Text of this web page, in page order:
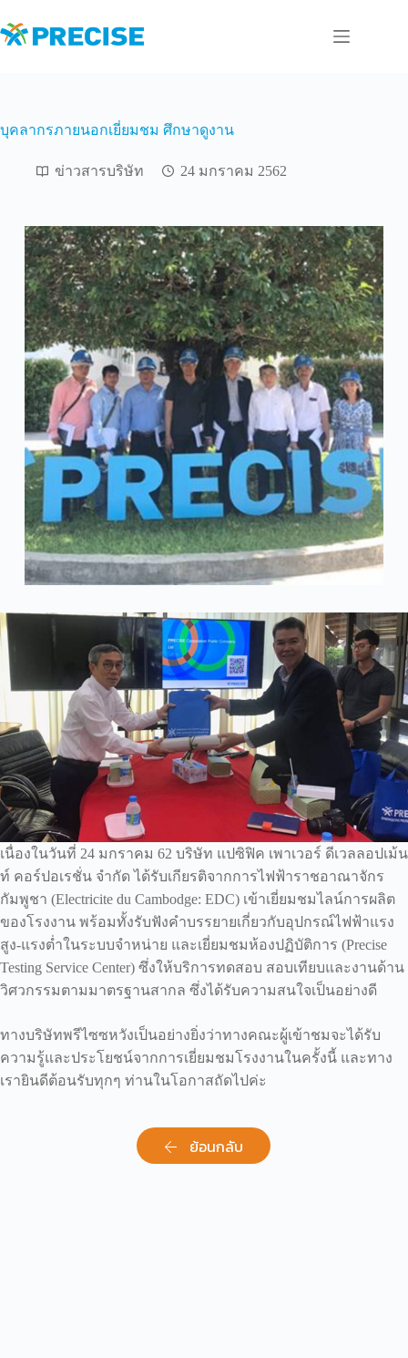
to
content
บุคลากรภายนอกเยี่ยมชม ศึกษาดูงาน
ข่าวสารบริษัท 24 มกราคม 2562
เนื่องในวันที่ 24 มกราคม 62 บริษัท แปซิฟิค เพาเวอร์ ดีเวลลอปเม้น
ท์ คอร์ปอเรชั่น จำกัด ได้รับเกียรติจากการไฟฟ้าราชอาณาจักร
กัมพูชา (Electricite du Cambodge: EDC) เข้าเยี่ยมชมไลน์การผลิต
ของโรงงาน พร้อมทั้งรับฟังคำบรรยายเกี่ยวกับอุปกรณ์ไฟฟ้าแรง
สูง-แรงต่ำในระบบจำหน่าย และเยี่ยมชมห้องปฏิบัติการ (Precise
Testing Service Center) ซึ่งให้บริการทดสอบ สอบเทียบและงานด้าน
วิศวกรรมตามมาตรฐานสากล ซึ่งได้รับความสนใจเป็นอย่างดี
ทางบริษัทพรีไซซหวังเป็นอย่างยิ่งว่าทางคณะผู้เข้าชมจะได้รับ
ความรู้และประโยชน์จากการเยี่ยมชมโรงงานในครั้งนี้ และทาง
เรายินดีต้อนรับทุกๆ ท่านในโอกาสถัดไปค่ะ
ย้อนกลับ